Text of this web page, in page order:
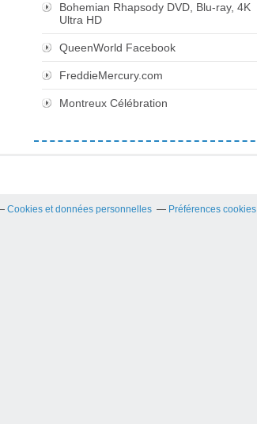
Bohemian Rhapsody DVD, Blu-ray, 4K
Ultra HD
QueenWorld Facebook
FreddieMercury.com
Montreux Célébration
Cookies et données personnelles Préférences cookies